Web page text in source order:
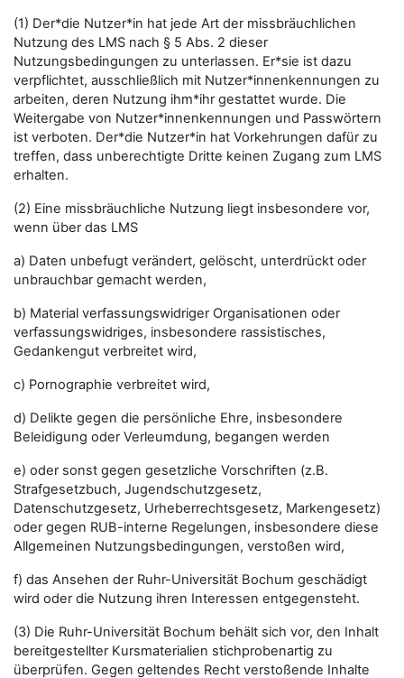
(1) Der*die Nutzer*in hat jede Art der missbräuchlichen
Nutzung des LMS nach § 5 Abs. 2 dieser
Nutzungsbedingungen zu unterlassen. Er*sie ist dazu
verpflichtet, ausschließlich mit Nutzer*innenkennungen zu
arbeiten, deren Nutzung ihm*ihr gestattet wurde. Die
Weitergabe von Nutzer*innenkennungen und Passwörtern
ist verboten. Der*die Nutzer*in hat Vorkehrungen dafür zu
treffen, dass unberechtigte Dritte keinen Zugang zum LMS
erhalten.
(2) Eine missbräuchliche Nutzung liegt insbesondere vor,
wenn über das LMS
a) Daten unbefugt verändert, gelöscht, unterdrückt oder
unbrauchbar gemacht werden,
b) Material verfassungswidriger Organisationen oder
verfassungswidriges, insbesondere rassistisches,
Gedankengut verbreitet wird,
c) Pornographie verbreitet wird,
d) Delikte gegen die persönliche Ehre, insbesondere
Beleidigung oder Verleumdung, begangen werden
e) oder sonst gegen gesetzliche Vorschriften (z.B.
Strafgesetzbuch, Jugendschutzgesetz,
Datenschutzgesetz, Urheberrechtsgesetz, Markengesetz)
oder gegen RUB-interne Regelungen, insbesondere diese
Allgemeinen Nutzungsbedingungen, verstoßen wird,
f) das Ansehen der Ruhr-Universität Bochum geschädigt
wird oder die Nutzung ihren Interessen entgegensteht.
(3) Die Ruhr-Universität Bochum behält sich vor, den Inhalt
bereitgestellter Kursmaterialien stichprobenartig zu
überprüfen. Gegen geltendes Recht verstoßende Inhalte